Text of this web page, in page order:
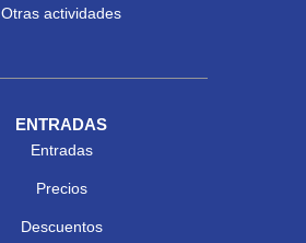
Otras actividades
ENTRADAS
Entradas
Precios
Descuentos